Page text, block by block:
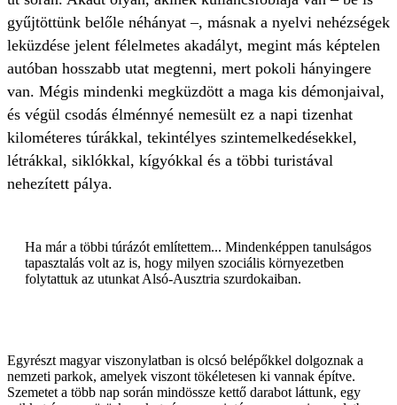
gyűjtöttünk belőle néhányat –, másnak a nyelvi nehézségek
leküzdése jelent félelmetes akadályt, megint más képtelen
autóban hosszabb utat megtenni, mert pokoli hányingere
van. Mégis mindenki megküzdött a maga kis démonjaival,
és végül csodás élménnyé nemesült ez a napi tizenhat
kilométeres túrákkal, tekintélyes szintemelkedésekkel,
létrákkal, siklókkal, kígyókkal és a többi turistával
nehezített pálya.
Ha már a többi túrázót említettem... Mindenképpen tanulságos
tapasztalás volt az is, hogy milyen szociális környezetben
folytattuk az utunkat Alsó-Ausztria szurdokaiban.
Egyrészt magyar viszonylatban is olcsó belépőkkel dolgoznak a
nemzeti parkok, amelyek viszont tökéletesen ki vannak építve.
Szemetet a több nap során mindössze kettő darabot láttunk, egy